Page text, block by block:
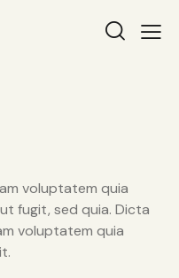
voluptatem quia
fugit, sed quia. Dicta
voluptatem quia